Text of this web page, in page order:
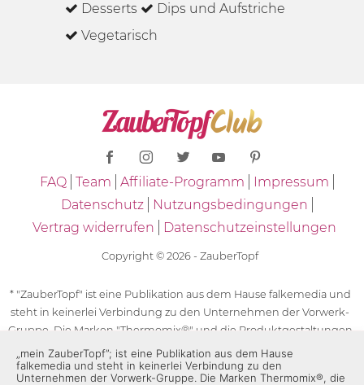
Desserts
Dips und Aufstriche
Vegetarisch
FAQ Team Affiliate-Programm
Impressum
Datenschutz
Nutzungsbedingungen
Vertrag widerrufen
Datenschutzeinstellungen
Copyright © 2026 - ZauberTopf
* "ZauberTopf" ist eine Publikation aus dem Hause falkemedia und
steht in keinerlei Verbindung zu den Unternehmen der Vorwerk-
Gruppe. Die Marken "Thermomix®" und die Produktgestaltungen
des "Thermomix®" sind eingetragene Marken der Unternehmen
der Vorwerk-Gruppe. Die Marken Thermomix®, die Zeichen TM5®,
„mein ZauberTopf”; ist eine Publikation aus dem Hause
falkemedia und steht in keinerlei Verbindung zu den
Unternehmen der Vorwerk-Gruppe. Die Marken Thermomix®, die